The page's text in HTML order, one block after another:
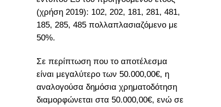
(χρήση 2019): 102, 202, 181, 281, 481,
185, 285, 485 πολλαπλασιαζόμενο με
50%.
Σε περίπτωση που το αποτέλεσμα
είναι μεγαλύτερο των 50.000,00€, η
αναλογούσα δημόσια χρηματοδότηση
διαμορφώνεται στα 50.000,00€, ενώ σε